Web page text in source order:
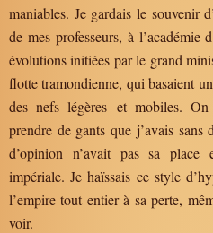
maniables. Je gardais le souvenir
de mes professeurs, à l’académie
évolutions initiées par le grand
flotte tramondienne, qui basaient
des nefs légères et mobiles.
prendre de gants que j’avais
d’opinion n’avait pas sa place
impériale. Je haïssais ce style
l’empire tout entier à sa perte,
voir.